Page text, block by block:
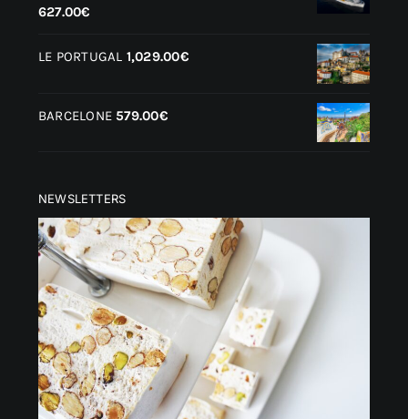
627.00€
LE PORTUGAL 1,029.00€
BARCELONE 579.00€
NEWSLETTERS